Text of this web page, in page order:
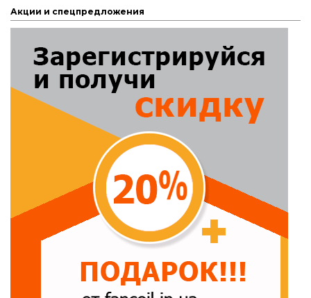
Акции и спецпредложения